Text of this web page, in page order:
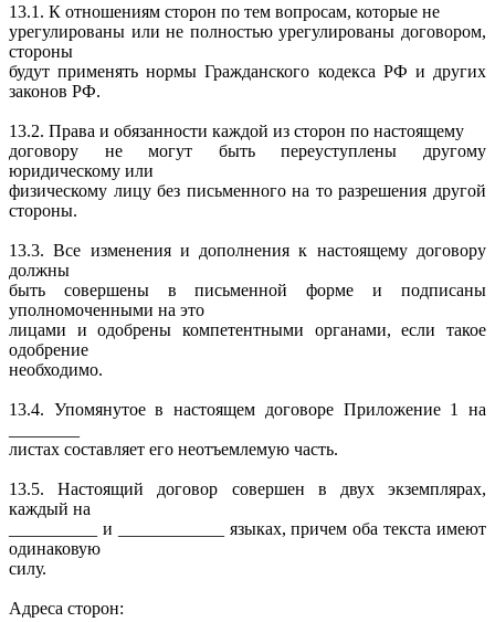
13.1. К отношениям сторон по тем вопросам, которые не
урегулированы или не полностью урегулированы договором,
стороны
будут применять нормы Гражданского кодекса РФ и других
законов РФ.
13.2. Права и обязанности каждой из сторон по настоящему
договору не могут быть переуступлены другому
юридическому или
физическому лицу без письменного на то разрешения другой
стороны.
13.3. Все изменения и дополнения к настоящему договору
должны
быть совершены в письменной форме и подписаны
уполномоченными на это
лицами и одобрены компетентными органами, если такое
одобрение
необходимо.
13.4. Упомянутое в настоящем договоре Приложение 1 на
листах составляет его неотъемлемую часть.
13.5. Настоящий договор совершен в двух экземплярах,
каждый на
__________ и ____________ языках, причем оба текста имеют
одинаковую
силу.
Адреса сторон: